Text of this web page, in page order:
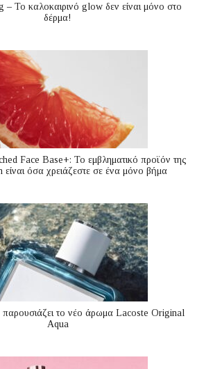
– Το καλοκαιρινό glow δεν είναι μόνο στο
δέρμα!
Face Base+: Το εμβληματικό προϊόν της
όσα χρειάζεστε σε ένα μόνο βήμα
το νέο άρωμα Lacoste Original
Aqua